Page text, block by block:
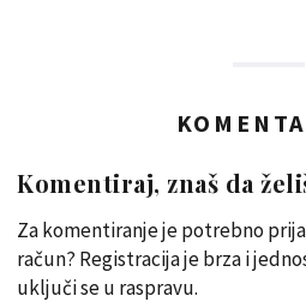
Komentiraj, znaš da
Za komentiranje je potrebno
račun? Registracija je brza i
uključi se u raspravu.